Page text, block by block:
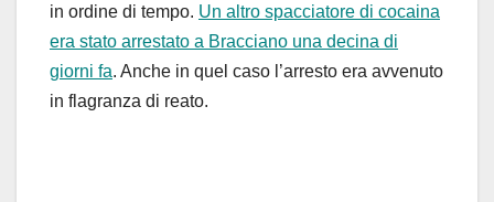
in ordine di tempo. Un altro spacciatore di cocaina
era stato arrestato a Bracciano una decina di
giorni fa. Anche in quel caso l’arresto era avvenuto
in flagranza di reato.